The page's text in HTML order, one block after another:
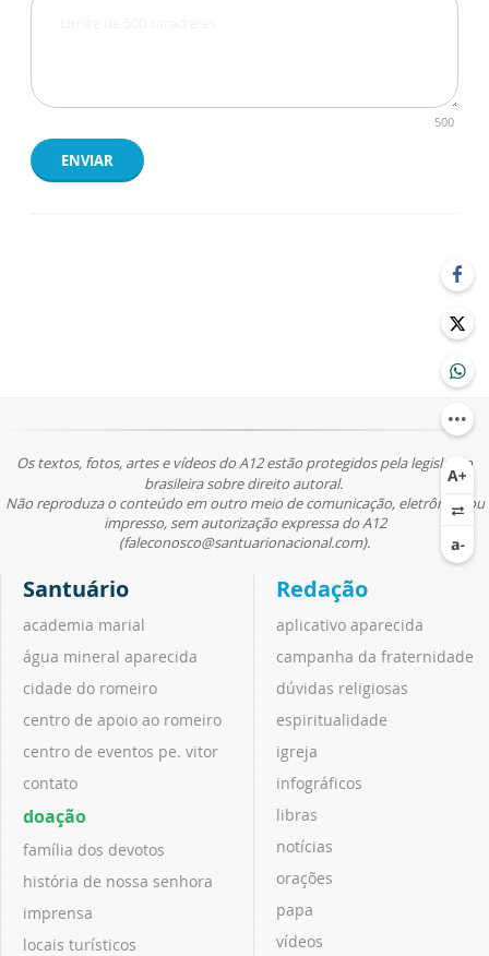
500
ENVIAR
Os textos, fotos, artes e vídeos do A12 estão protegidos pela legislação
brasileira sobre direito autoral.
Não reproduza o conteúdo em outro meio de comunicação, eletrônico ou
impresso, sem autorização expressa do A12
(faleconosco@santuarionacional.com).
Santuário
academia marial
água mineral aparecida
cidade do romeiro
centro de apoio ao romeiro
centro de eventos pe. vitor
contato
doação
família dos devotos
história de nossa senhora
imprensa
locais turísticos
Redação
aplicativo aparecida
campanha da fraternidade
dúvidas religiosas
espiritualidade
igreja
infográficos
libras
notícias
orações
papa
vídeos